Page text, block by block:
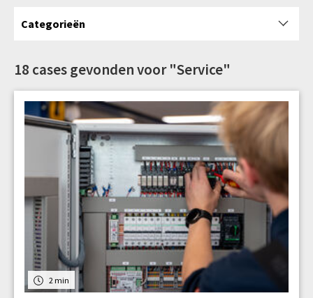
Categorieën
18 cases gevonden voor "Service"
2 min